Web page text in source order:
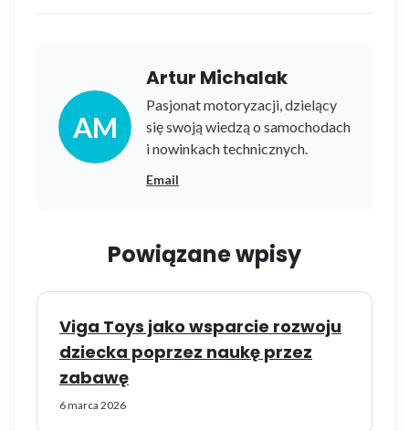
AM
Artur Michalak
Pasjonat motoryzacji, dzielący
się swoją wiedzą o samochodach
i nowinkach technicznych.
Email
Powiązane wpisy
Viga Toys jako wsparcie rozwoju
dziecka poprzez naukę przez
zabawę
6 marca 2026